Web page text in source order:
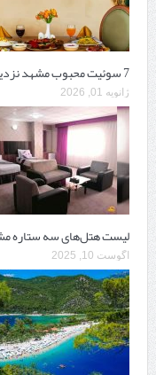
7 سوئیت محبوب مشهد نزدیک حرم با غذا و نظر مسافران
ژانویه 01, 2026
لیست هتل‌های سه ستاره
آگوست 10, 2025